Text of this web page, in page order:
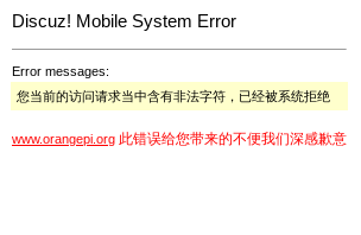
Discuz! Mobile System Error
Error messages:
您当前的访问请求当中含有非法字符，已经被系统拒绝
www.orangepi.org 此错误给您带来的不便我们深感歉意